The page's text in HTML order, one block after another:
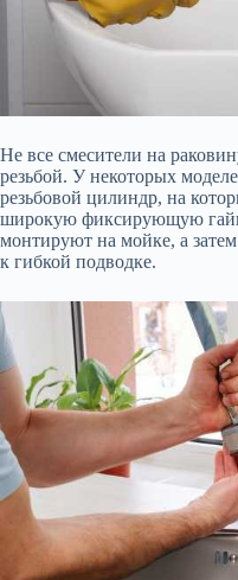
Не все смесители на
резьбой. У некоторых
резьбовой цилиндр, на
широкую фиксирующую
монтируют на мойке, а
к гибкой подводке.